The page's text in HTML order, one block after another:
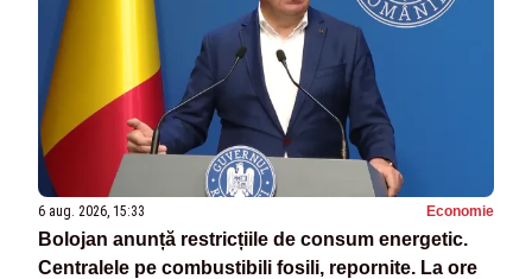
6 aug. 2026, 15:33 Economie
Bolojan anunță restricțiile de consum energetic.
Centralele pe combustibili fosili, repornite. La ore